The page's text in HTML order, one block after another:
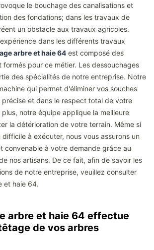
le bouchage des canalisations et
des fondations; dans les travaux de
un obstacle aux travaux agricoles.
dans les différents travaux
arbre et haie 64 est composé des
formés pour ce métier. Les dessouchages
des spécialités de notre entreprise. Notre
qui permet d'éliminer vos souches
et dans le respect total de votre
notre équipe applique la meilleure
la détérioration de votre terrain. Même si
difficile à exécuter, nous vous assurons un
convenable à votre demande grâce au
nos artisans. De ce fait, afin de savoir les
de notre entreprise, veuillez consulter
et haie 64.
arbre et haie 64 effectue
de vos arbres